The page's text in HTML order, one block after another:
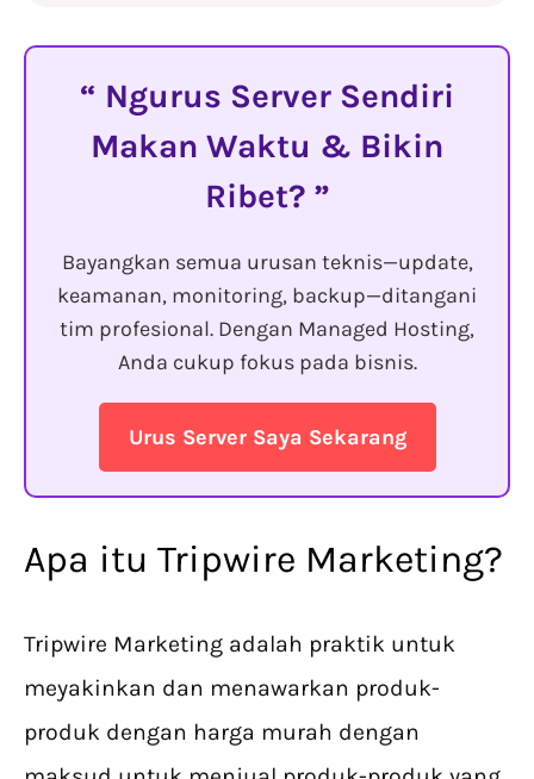
Ngurus Server Sendiri
Makan Waktu & Bikin
Ribet?
Bayangkan semua urusan teknis—update,
keamanan, monitoring, backup—ditangani
tim profesional. Dengan Managed Hosting,
Anda cukup fokus pada bisnis.
Urus Server Saya Sekarang
Apa itu Tripwire Marketing?
Tripwire Marketing adalah praktik untuk
meyakinkan dan menawarkan produk-
produk dengan harga murah dengan